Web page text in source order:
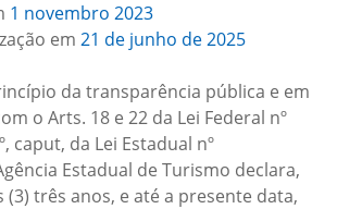
1 novembro 2023
em 21 de junho de 2025
da transparência pública e em
o Arts. 18 e 22 da Lei Federal nº
caput, da Lei Estadual nº
Estadual de Turismo declara,
três anos, e até a presente data,